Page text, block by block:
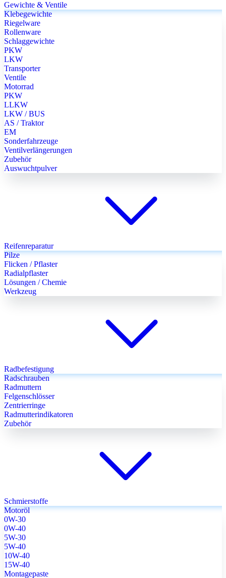
Gewichte & Ventile
Klebegewichte
Riegelware
Rollenware
Schlaggewichte
PKW
LKW
Transporter
Ventile
Motorrad
PKW
LLKW
LKW / BUS
AS / Traktor
EM
Sonderfahrzeuge
Ventilverlängerungen
Zubehör
Auswuchtpulver
Reifenreparatur
Pilze
Flicken / Pflaster
Radialpflaster
Lösungen / Chemie
Werkzeug
Radbefestigung
Radschrauben
Radmuttern
Felgenschlösser
Zentrierringe
Radmutterindikatoren
Zubehör
Schmierstoffe
Motoröl
0W-30
0W-40
5W-30
5W-40
10W-40
15W-40
Montagepaste